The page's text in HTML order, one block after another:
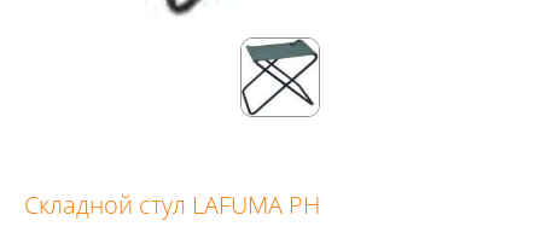
Складной стул LAFUMA PH